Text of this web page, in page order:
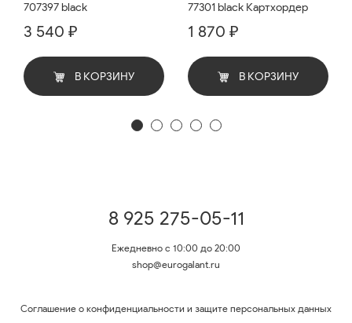
707397 black
3 540 ₽
В КОРЗИНУ
77301 black Картхордер
1 870 ₽
В КОРЗИНУ
8 925 275-05-11
Ежедневно с 10:00 до 20:00
shop@eurogalant.ru
Соглашение о конфиденциальности и защите персональных данных